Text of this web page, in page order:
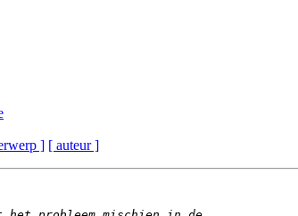
] [ auteur ]